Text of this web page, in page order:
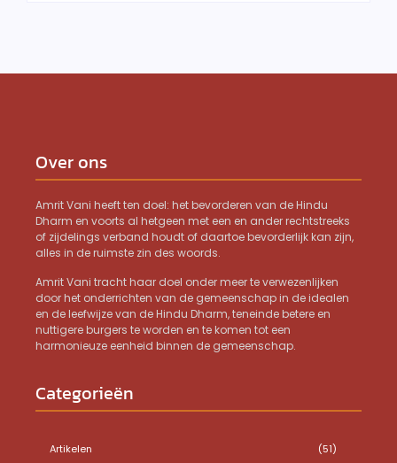
Over ons
Amrit Vani heeft ten doel: het bevorderen van de Hindu
Dharm en voorts al hetgeen met een en ander rechtstreeks
of zijdelings verband houdt of daartoe bevorderlijk kan zijn,
alles in de ruimste zin des woords.
Amrit Vani tracht haar doel onder meer te verwezenlijken
door het onderrichten van de gemeenschap in de idealen
en de leefwijze van de Hindu Dharm, teneinde betere en
nuttigere burgers te worden en te komen tot een
harmonieuze eenheid binnen de gemeenschap.
Categorieën
Artikelen (51)